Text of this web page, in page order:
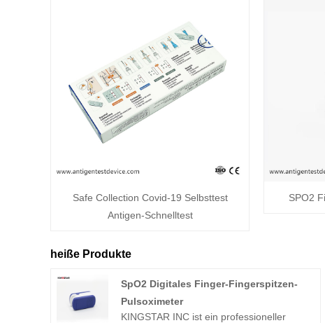
Safe Collection Covid-19 Selbsttest
Antigen-Schnelltest
SPO2
heiße Produkte
SpO2 Digitales Finger-Fingerspitzen-
Pulsoximeter
KINGSTAR INC ist ein professioneller